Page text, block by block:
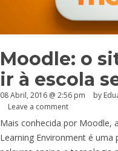
Moodle: o
ir à escola
08 Abril, 2016 @ 2:56 pm by
Leave a comment
Mais conhecida por Moodle,
Learning Environment é